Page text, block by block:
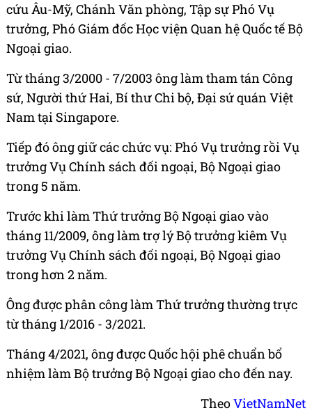
cứu Âu-Mỹ, Chánh Văn phòng, Tập sự Phó Vụ
trưởng, Phó Giám đốc Học viện Quan hệ Quốc tế Bộ
Ngoại giao.
Từ tháng 3/2000 - 7/2003 ông làm tham tán Công
sứ, Người thứ Hai, Bí thư Chi bộ, Đại sứ quán Việt
Nam tại Singapore.
Tiếp đó ông giữ các chức vụ: Phó Vụ trưởng rồi Vụ
trưởng Vụ Chính sách đối ngoại, Bộ Ngoại giao
trong 5 năm.
Trước khi làm Thứ trưởng Bộ Ngoại giao vào
tháng 11/2009, ông làm trợ lý Bộ trưởng kiêm Vụ
trưởng Vụ Chính sách đối ngoại, Bộ Ngoại giao
trong hơn 2 năm.
Ông được phân công làm Thứ trưởng thường trực
từ tháng 1/2016 - 3/2021.
Tháng 4/2021, ông được Quốc hội phê chuẩn bổ
nhiệm làm Bộ trưởng Bộ Ngoại giao cho đến nay.
TheoVietNamNet